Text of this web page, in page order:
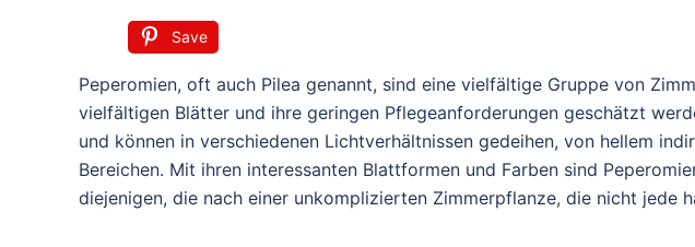
Save
Peperomien, oft auch Pilea genannt, sind eine vielfältige Gruppe von
vielfältigen Blätter und ihre geringen Pflegeanforderungen geschätzt
und können in verschiedenen Lichtverhältnissen gedeihen, von hellem
Bereichen. Mit ihren interessanten Blattformen und Farben sind
diejenigen, die nach einer unkomplizierten Zimmerpflanze, die nicht jede